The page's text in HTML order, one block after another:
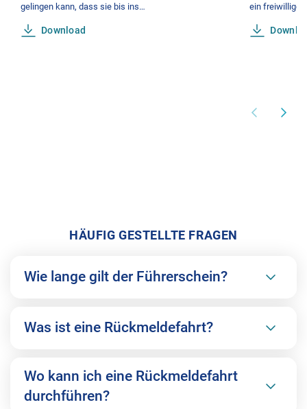
gelingen kann, dass sie bis ins…
Download
ein
HÄUFIG GESTELLTE FRAGEN
Wie lange gilt der Führerschein?
Was ist eine Rückmeldefahrt?
Wo kann ich eine Rückmeldefahrt
durchführen?